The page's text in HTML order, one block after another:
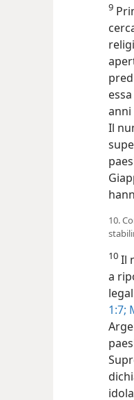
9
anni
Il
10.
10 Il
a
1:7;